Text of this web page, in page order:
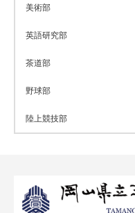
美術部
英語研究部
茶道部
野球部
陸上競技部